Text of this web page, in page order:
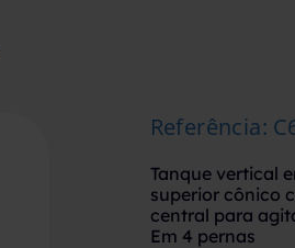
Referência:
Tanque vertical
superior cônico
central para
Em 4 pernas